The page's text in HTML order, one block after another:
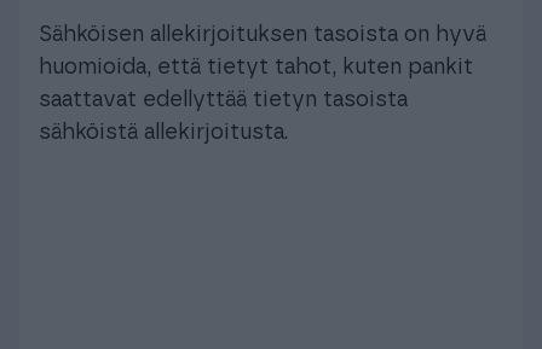
Sähköisen allekirjoituksen tasoista on hyvä
huomioida, että tietyt tahot, kuten pankit
saattavat edellyttää tietyn tasoista
sähköistä allekirjoitusta.